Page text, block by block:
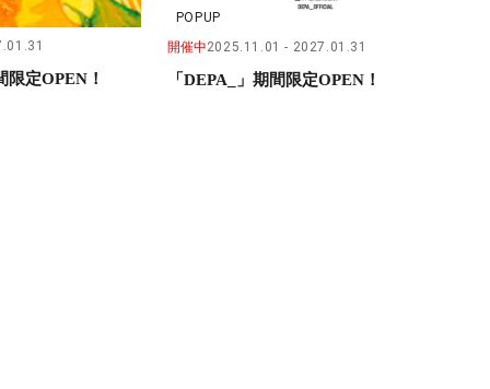
定OPEN！
POPUP
開催中2025.11.01 2027.01.31
「DEPA_」期間限定OPEN！